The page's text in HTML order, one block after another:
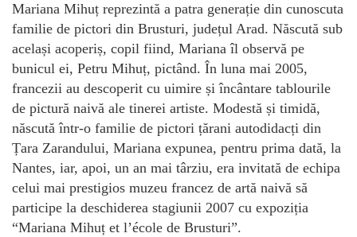
Mariana Mihuț reprezintă a patra generație din cunoscuta
familie de pictori din Brusturi, județul Arad. Născută sub
același acoperiș, copil fiind, Mariana îl observă pe
bunicul ei, Petru Mihuț, pictând. În luna mai 2005,
francezii au descoperit cu uimire și încântare tablourile
de pictură naivă ale tinerei artiste. Modestă și timidă,
născută într-o familie de pictori țărani autodidacți din
Țara Zarandului, Mariana expunea, pentru prima dată, la
Nantes, iar, apoi, un an mai târziu, era invitată de echipa
celui mai prestigios muzeu francez de artă naivă să
participe la deschiderea stagiunii 2007 cu expoziția
“Mariana Mihuț et l’école de Brusturi”.